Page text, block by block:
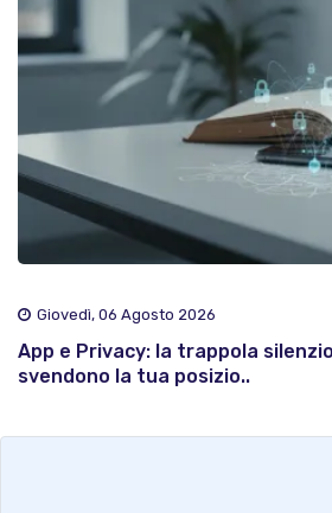
Giovedì, 06 Agosto 2026
App e Privacy: la trappola
svendono la tua posizio..